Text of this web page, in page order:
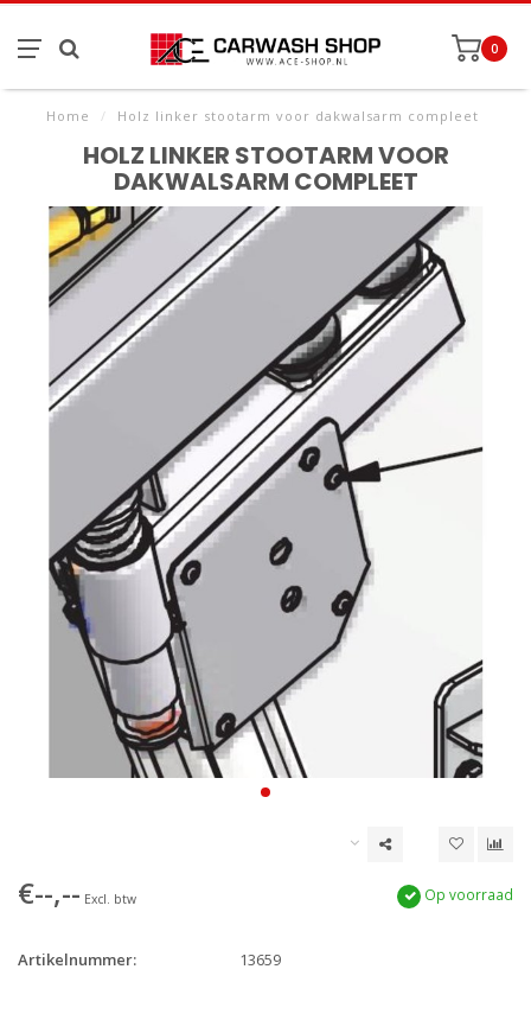
0
Home / Holz linker stootarm voor dakwalsarm compleet
HOLZ LINKER STOOTARM VOOR
DAKWALSARM COMPLEET
€--,-- Excl. btw Op voorraad
Artikelnummer: 13659